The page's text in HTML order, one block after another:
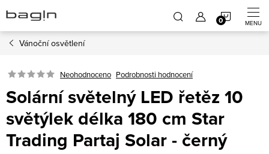
na
obsah
Vánoční osvětlení
Neohodnoceno Podrobnosti hodnocení
Solární světelný LED řetěz 10
světýlek délka 180 cm Star
Trading Partaj Solar - černý